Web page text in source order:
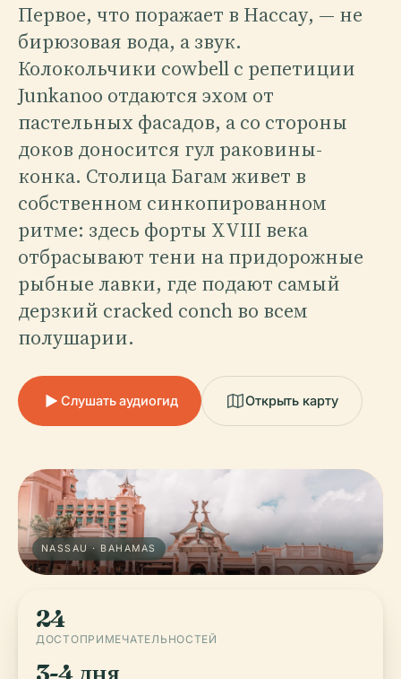
Первое, что поражает в Нассау, — не
бирюзовая вода, а звук.
Колокольчики cowbell с репетиции
Junkanoo отдаются эхом от
пастельных фасадов, а со стороны
доков доносится гул раковины-
конка. Столица Багам живет в
собственном синкопированном
ритме: здесь форты XVIII века
отбрасывают тени на придорожные
рыбные лавки, где подают самый
дерзкий cracked conch во всем
полушарии.
Слушать аудиогид Открыть карту
NASSAU · BAHAMAS
24
ДОСТОПРИМЕЧАТЕЛЬНОСТЕЙ